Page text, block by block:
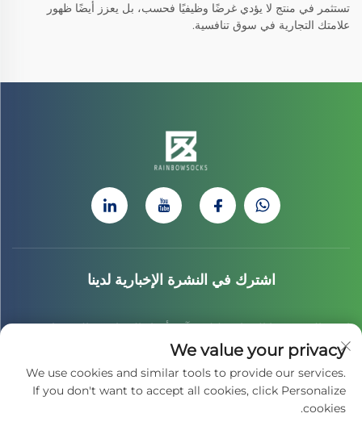
تستثمر في منتج لا يؤدي غرضًا وظيفيًا فحسب، بل يعزز أيضًا ظهور
علامتك التجارية في سوق تنافسية.
اشترك في النشرة الإخبارية لدينا
انضم إلى نشرتنا الإخبارية لتلقي آخر أخبار الصناعة، والتحديثات،
والرؤى من فريقنا.
We value your privacy
We use cookies and similar tools to provide our services.
If you don't want to accept all cookies, click Personalize
cookies.